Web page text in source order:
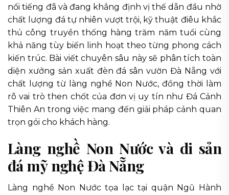
nổi tiếng đã và đang khẳng định vị thế dẫn đầu nhờ
chất lượng đá tự nhiên vượt trội, kỹ thuật điêu khắc
thủ công truyền thống hàng trăm năm tuổi cùng
khả năng tùy biến linh hoạt theo từng phong cách
kiến trúc. Bài viết chuyên sâu này sẽ phân tích toàn
diện xưởng sản xuất đèn đá sân vườn Đà Nẵng với
chất lượng từ làng nghề Non Nước, đồng thời làm
rõ vai trò then chốt của đơn vị uy tín như Đá Cảnh
Thiên An trong việc mang đến giải pháp cảnh quan
trọn gói cho khách hàng.
Làng nghề Non Nước và di sản
đá mỹ nghệ Đà Nẵng
Làng nghề Non Nước tọa lạc tại quận Ngũ Hành